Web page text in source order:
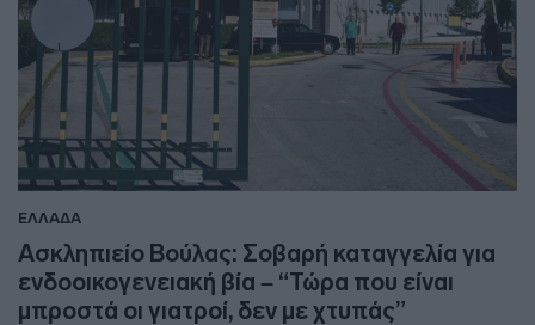
ΕΛΛΑΔΑ
Ασκληπιείο Βούλας: Σοβαρή καταγγελία για
ενδοοικογενειακή βία – “Τώρα που είναι
μπροστά οι γιατροί, δεν με χτυπάς”